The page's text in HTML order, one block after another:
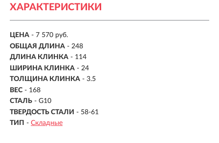
ХАРАКТЕРИСТИКИ
ЦЕНА - 7 570 руб.
ОБЩАЯ ДЛИНА - 248
ДЛИНА КЛИНКА - 114
ШИРИНА КЛИНКА - 24
ТОЛЩИНА КЛИНКА - 3.5
ВЕС - 168
СТАЛЬ - G10
ТВЕРДОСТЬ СТАЛИ - 58-61
ТИП - Складные